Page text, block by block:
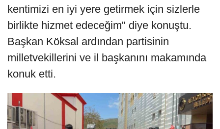
kentimizi en iyi yere getirmek için sizlerle
birlikte hizmet edeceğim" diye konuştu.
Başkan Köksal ardından partisinin
milletvekillerini ve il başkanını makamında
konuk etti.